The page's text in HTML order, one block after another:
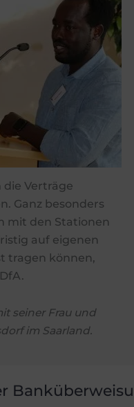
Verträge
Ganz besonders
mit den Stationen
auf eigenen
tragen können,
seiner Frau und
im Saarland.